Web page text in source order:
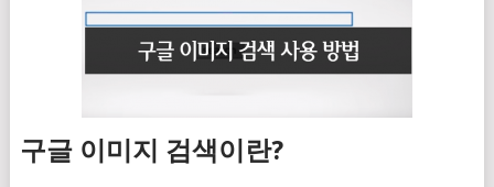
구글 이미지 검색이란?